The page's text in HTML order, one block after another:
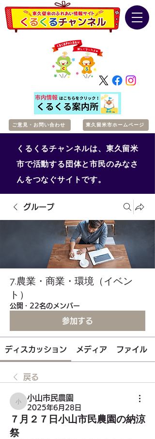
ご意見・お問い合わせ 東久留米市ホームページ
くるくるチャンネルは、東久留米
市で活動する団体と市民のみなさ
んをつなぐサイトです。
グループ
7.農業・商業・環境（イベン
ト）
公開 · 22名のメンバー
参加する
ディスカッション メディア ファイル
戻る
小山市民農園
小山市民農園
2025年6月28日
７月２７日小山市民農園の納涼
祭